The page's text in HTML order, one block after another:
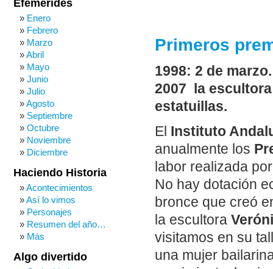
Primeros
1998: 2 de
2007 la
estatuillas.
El Instituto
anualmente los
labor realizada
No hay dotación
bronce que creó
la escultora
visitamos en su
una mujer
Efemérides
Enero
Febrero
Marzo
Abril
Mayo
Junio
Julio
Agosto
Septiembre
Octubre
Noviembre
Diciembre
Haciendo Historia
Acontecimientos
Así lo vimos
Personajes
Resumen del año…
Más
Algo divertido